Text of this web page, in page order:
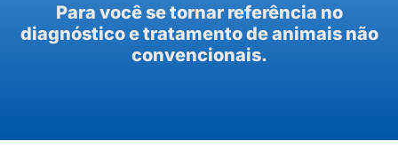
Para você se tornar referência no
diagnóstico e tratamento de animais não
convencionais.